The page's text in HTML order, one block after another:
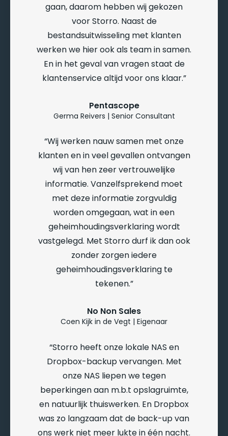
gaan, daarom hebben wij gekozen
voor Storro. Naast de
bestandsuitwisseling met klanten
werken we hier ook als team in samen.
En in het geval van vragen staat de
klantenservice altijd voor ons klaar.
Pentascope
Germa Reivers | Senior Consultant
Wij werken nauw samen met onze
klanten en in veel gevallen ontvangen
wij van hen zeer vertrouwelijke
informatie. Vanzelfsprekend moet
met deze informatie zorgvuldig
worden omgegaan, wat in een
geheimhoudingsverklaring wordt
vastgelegd. Met Storro durf ik dan ook
zonder zorgen iedere
geheimhoudingsverklaring te
tekenen.
No Non Sales
Coen Kijk in de Vegt | Eigenaar
Storro heeft onze lokale NAS en
Dropbox-backup vervangen. Met
onze NAS liepen we tegen
beperkingen aan m.b.t opslagruimte,
en natuurlijk thuiswerken. En Dropbox
was zo langzaam dat de back-up van
ons werk niet meer lukte in één nacht.